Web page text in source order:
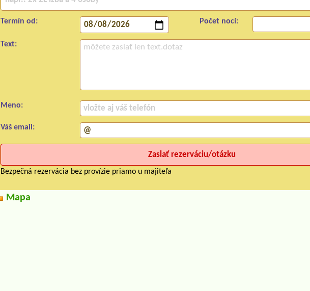
Termín od: Počet nocí:
Text:
Meno:
Váš email:
Bezpečná rezervácia bez provízie priamo u majiteľa
Mapa